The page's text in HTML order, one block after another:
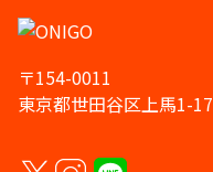
〒154-0011
東京都世田谷区上馬1-